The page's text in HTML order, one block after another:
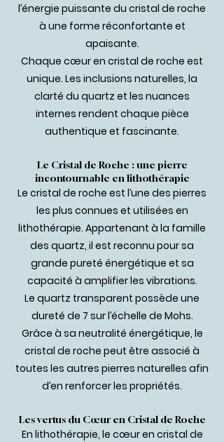
l’énergie puissante du cristal de roche
à une forme réconfortante et
apaisante.
Chaque cœur en cristal de roche est
unique. Les inclusions naturelles, la
clarté du quartz et les nuances
internes rendent chaque pièce
authentique et fascinante.
Le Cristal de Roche : une pierre
incontournable en lithothérapie
Le cristal de roche est l’une des pierres
les plus connues et utilisées en
lithothérapie. Appartenant à la famille
des quartz, il est reconnu pour sa
grande pureté énergétique et sa
capacité à amplifier les vibrations.
Le quartz transparent possède une
dureté de 7 sur l’échelle de Mohs.
Grâce à sa neutralité énergétique, le
cristal de roche peut être associé à
toutes les autres pierres naturelles afin
d’en renforcer les propriétés.
Les vertus du Cœur en Cristal de Roche
En lithothérapie, le cœur en cristal de